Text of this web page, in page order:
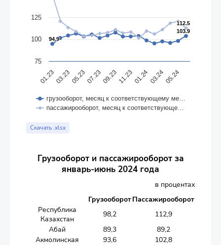
94.9
94.9
103.9
103.9
112.5
112.5
грузооборот, месяц к соответствующему ме…
пассажирооборот, месяц к соответствующе…
01.2303.2305.2307.2309.2311.2301.2403.2405.24
100
75
125
End of interactive chart.
Скачать .xlsx
Грузооборот и пассажирооборот за
январь-июнь 2024 года
в процентах
ГрузооборотПассажирооборот
Республика
Казахстан
98,2
112,9
Абай
89,3
89,2
Акмолинская
93,6
102,8